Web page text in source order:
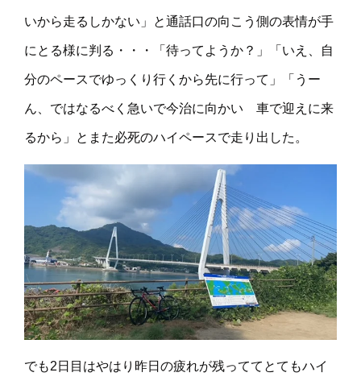
いから走るしかない」と通話口の向こう側の表情が手
にとる様に判る・・・「待ってようか？」「いえ、自
分のペースでゆっくり行くから先に行って」「うー
ん、ではなるべく急いで今治に向かい 車で迎えに来
るから」とまた必死のハイペースで走り出した。
でも2日目はやはり昨日の疲れが残っててとてもハイ